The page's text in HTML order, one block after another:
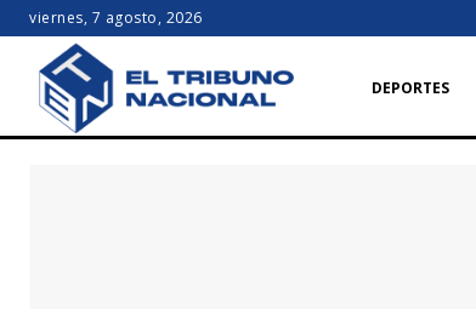
viernes, 7 agosto, 2026
DEPORTES